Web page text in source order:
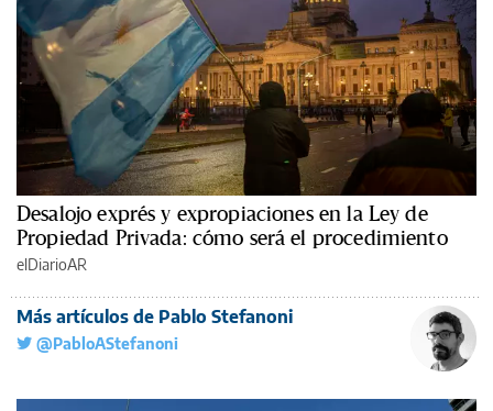
Desalojo exprés y expropiaciones en la Ley de
Propiedad Privada: cómo será el procedimiento
elDiarioAR
Más artículos de Pablo Stefanoni
@PabloAStefanoni